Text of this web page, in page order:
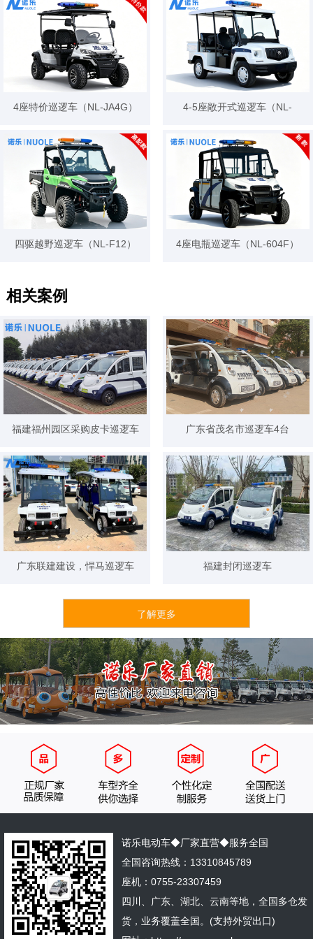
4座特价巡逻车（NL-JA4G） 4-5座敞开式巡逻车（NL-
四驱越野巡逻车（NL-F12） 4座电瓶巡逻车（NL-604F）
相关案例
福建福州园区采购皮卡巡逻车 广东省茂名市巡逻车4台
广东联建建设，悍马巡逻车 福建封闭巡逻车
了解更多
诺乐电动车◆厂家直营◆服务全国
全国咨询热线：13310845789
座机：0755-23307459
四川、广东、湖北、云南等地，全国多仓发
货，业务覆盖全国。(支持外贸出口)